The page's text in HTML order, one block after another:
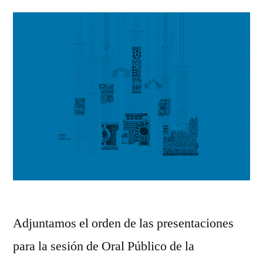
Adjuntamos el orden de las presentaciones
para la sesión de Oral Público de la